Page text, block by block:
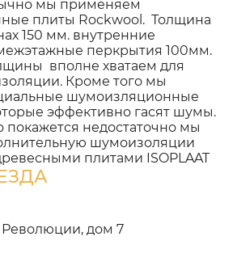
мы применяем
плиты Rockwool. Толщина
150 мм. внутренние
перкрытия 100мм.
вполне хватаем для
Кроме того мы
шумоизляционные
эффективно гасят шумы.
покажется недостаточно мы
шумоизоляции
плитами ISOPLAAT
Революции, дом 7